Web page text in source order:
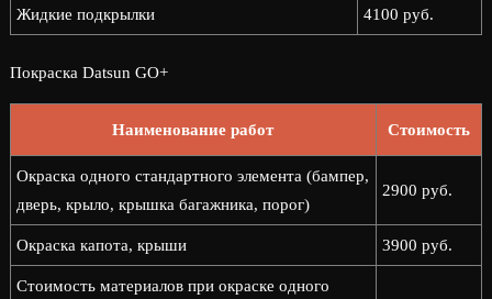
Жидкие подкрылки 4100 руб.
Покраска Datsun GO+
Наименование работ Стоимость
Окраска одного стандартного элемента (бампер,
дверь, крыло, крышка багажника, порог)
2900 руб.
Окраска капота, крыши 3900 руб.
Стоимость материалов при окраске одного